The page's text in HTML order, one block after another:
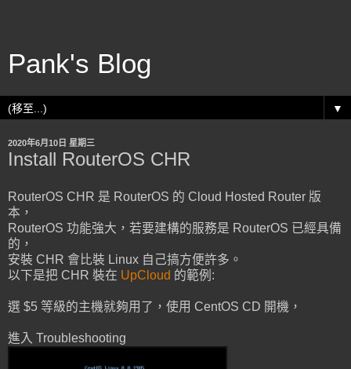
Pank's Blog
▼
2020年6月10日 星期三
Install RouterOS CHR
RouterOS CHR 是 RouterOS 的 Cloud Hosted Router 版
本，
RouterOS 功能強大，若要建構的服務是 RouterOS 已經具備
的，
安裝 CHR 會比裝 Linux 自己搞方便許多。
以下是把 CHR 裝在 UpCloud 的範例:
選 $5 等級的主機就夠用了，使用 CentOS CD 開機，
進入 Troubleshooting